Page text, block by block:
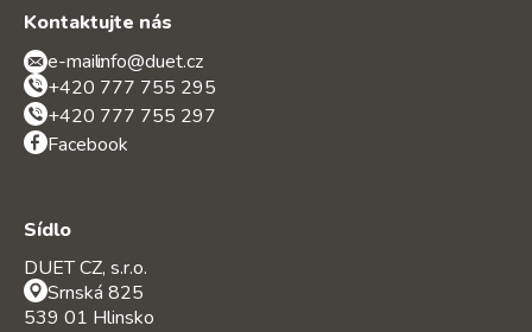
Kontaktujte nás
e-mail:info@duet.cz
+420 777 755 295
+420 777 755 297
Facebook
Sídlo
DUET CZ, s.r.o.
Srnská 825
539 01 Hlinsko